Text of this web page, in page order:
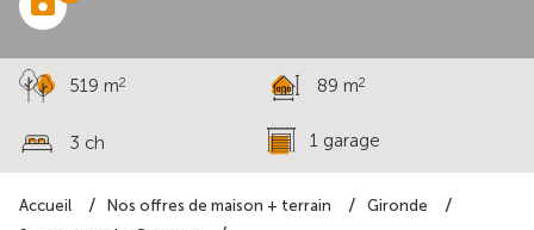
Accueil Nos offres de maison + terrain
Gironde
519 m2 89 m2
3 ch 1 garage